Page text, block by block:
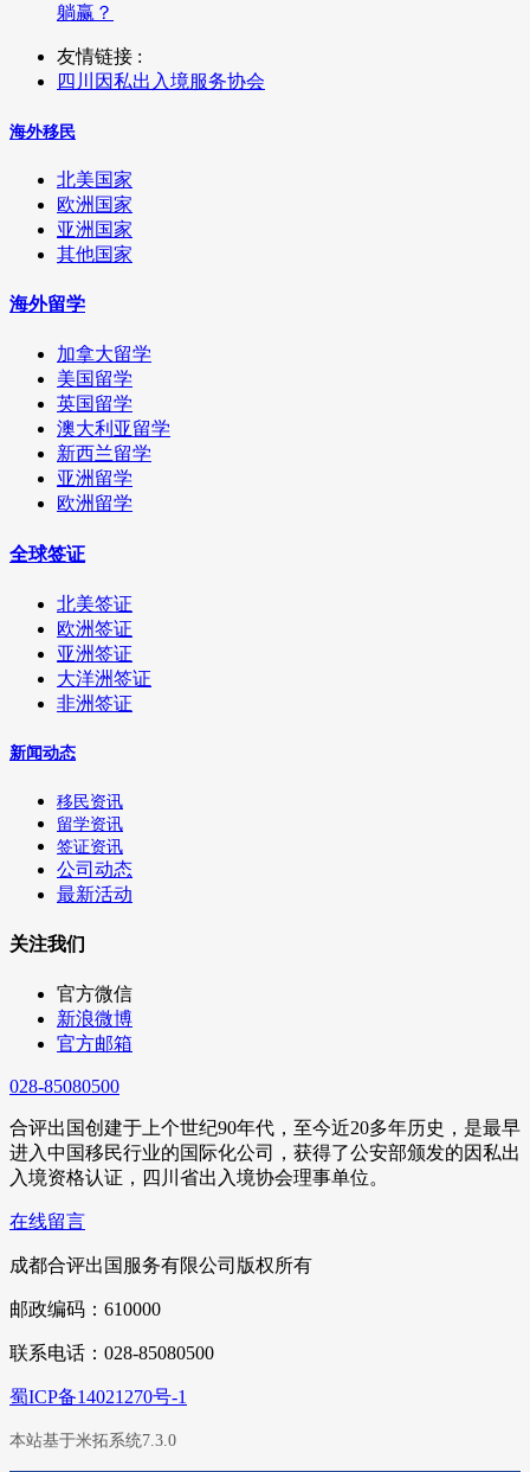
躺赢？
友情链接 :
四川因私出入境服务协会
海外移民
北美国家
欧洲国家
亚洲国家
其他国家
海外留学
加拿大留学
美国留学
英国留学
澳大利亚留学
新西兰留学
亚洲留学
欧洲留学
全球签证
北美签证
欧洲签证
亚洲签证
大洋洲签证
非洲签证
新闻动态
移民资讯
留学资讯
签证资讯
公司动态
最新活动
关注我们
官方微信
新浪微博
官方邮箱
028-85080500
合评出国创建于上个世纪90年代，至今近20多年历史，是最早
进入中国移民行业的国际化公司，获得了公安部颁发的因私出
入境资格认证，四川省出入境协会理事单位。
在线留言
成都合评出国服务有限公司版权所有
邮政编码：610000
联系电话：028-85080500
蜀ICP备14021270号-1
本站基于米拓系统7.3.0